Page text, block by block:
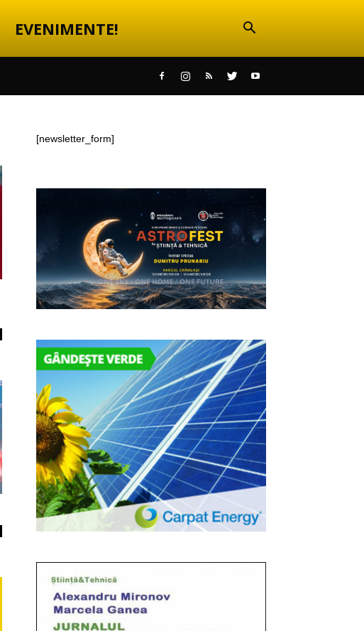
EVENIMENTE!
[newsletter_form]